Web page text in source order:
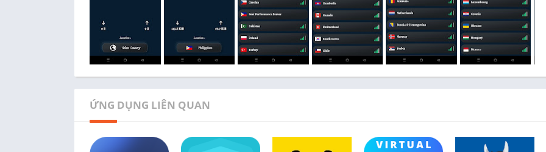
ỨNG DỤNG LIÊN QUAN